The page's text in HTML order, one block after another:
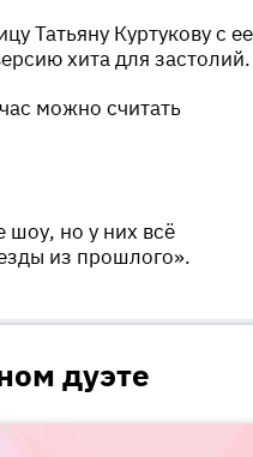
Татьяну Куртукову с ее
хита для застолий.
можно считать
но у них всё
из прошлого».
дуэте